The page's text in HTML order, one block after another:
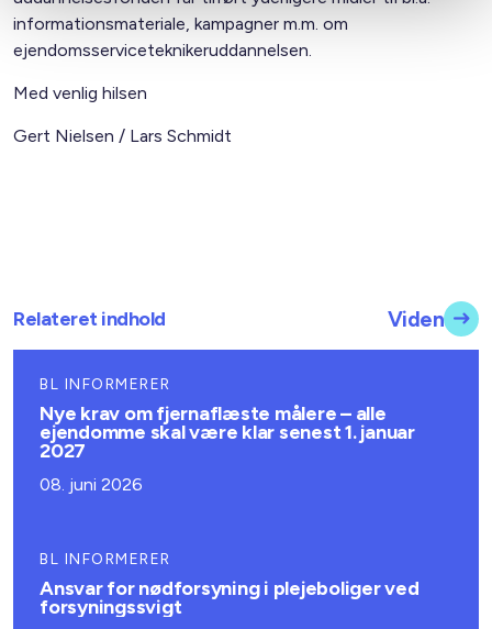
informationsmateriale, kampagner m.m. om
ejendomsserviceteknikeruddannelsen.
Med venlig hilsen
Gert Nielsen / Lars Schmidt
Relateret indhold Viden
BL INFORMERER
Nye krav om fjernaflæste målere – alle
ejendomme skal være klar senest 1. januar
2027
08. juni 2026
BL INFORMERER
Ansvar for nødforsyning i plejeboliger ved
forsyningssvigt